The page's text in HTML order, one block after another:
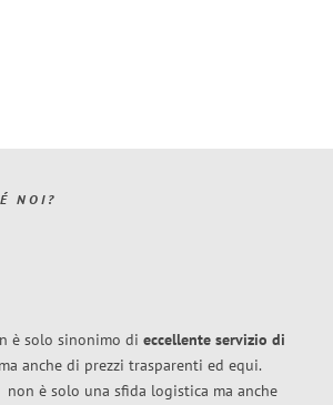
NOI?
è solo sinonimo di eccellente servizio di
anche di prezzi trasparenti ed equi.
non è solo una sfida logistica ma anche